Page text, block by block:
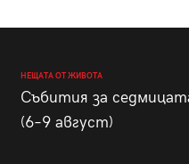
НЕЩАТА ОТ ЖИВОТА
Събития за
(6–9 август)